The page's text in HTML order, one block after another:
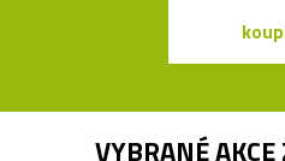
VYBRANÉ AKCE